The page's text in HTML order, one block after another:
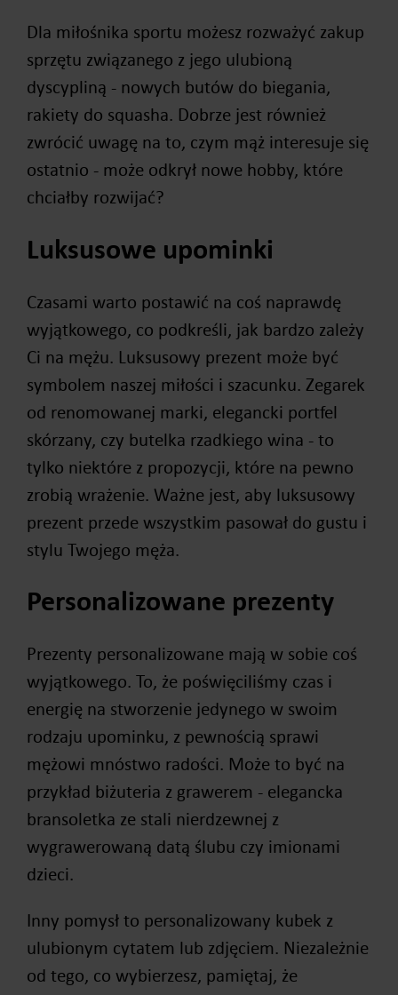
Dla miłośnika sportu możesz rozważyć zakup
sprzętu związanego z jego ulubioną
dyscypliną - nowych butów do biegania,
rakiety do squasha. Dobrze jest również
zwrócić uwagę na to, czym mąż interesuje się
ostatnio - może odkrył nowe hobby, które
chciałby rozwijać?
Luksusowe upominki
Czasami warto postawić na coś naprawdę
wyjątkowego, co podkreśli, jak bardzo zależy
Ci na mężu. Luksusowy prezent może być
symbolem naszej miłości i szacunku. Zegarek
od renomowanej marki, elegancki portfel
skórzany, czy butelka rzadkiego wina - to
tylko niektóre z propozycji, które na pewno
zrobią wrażenie. Ważne jest, aby luksusowy
prezent przede wszystkim pasował do gustu i
stylu Twojego męża.
Personalizowane prezenty
Prezenty personalizowane mają w sobie coś
wyjątkowego. To, że poświęciliśmy czas i
energię na stworzenie jedynego w swoim
rodzaju upominku, z pewnością sprawi
mężowi mnóstwo radości. Może to być na
przykład biżuteria z grawerem - elegancka
bransoletka ze stali nierdzewnej z
wygrawerowaną datą ślubu czy imionami
dzieci.
Inny pomysł to personalizowany kubek z
ulubionym cytatem lub zdjęciem. Niezależnie
od tego, co wybierzesz, pamiętaj, że